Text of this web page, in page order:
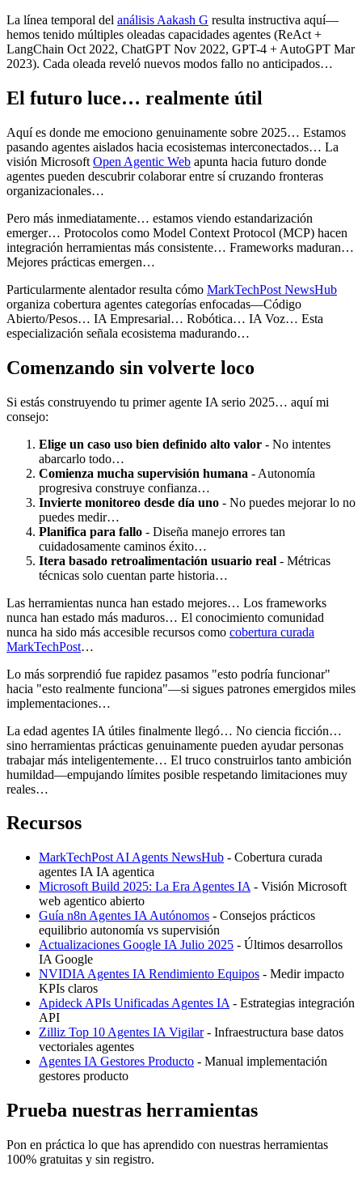
La línea temporal del análisis Aakash G resulta instructiva aquí—
hemos tenido múltiples oleadas capacidades agentes (ReAct +
LangChain Oct 2022, ChatGPT Nov 2022, GPT-4 + AutoGPT Mar
2023). Cada oleada reveló nuevos modos fallo no anticipados…
El futuro luce… realmente útil
Aquí es donde me emociono genuinamente sobre 2025… Estamos
pasando agentes aislados hacia ecosistemas interconectados… La
visión Microsoft Open Agentic Web apunta hacia futuro donde
agentes pueden descubrir colaborar entre sí cruzando fronteras
organizacionales…
Pero más inmediatamente… estamos viendo estandarización
emerger… Protocolos como Model Context Protocol (MCP) hacen
integración herramientas más consistente… Frameworks maduran…
Mejores prácticas emergen…
Particularmente alentador resulta cómo MarkTechPost NewsHub
organiza cobertura agentes categorías enfocadas—Código
Abierto/Pesos… IA Empresarial… Robótica… IA Voz… Esta
especialización señala ecosistema madurando…
Comenzando sin volverte loco
Si estás construyendo tu primer agente IA serio 2025… aquí mi
consejo:
Elige un caso uso bien definido alto valor - No intentes
abarcarlo todo…
Comienza mucha supervisión humana - Autonomía
progresiva construye confianza…
Invierte monitoreo desde día uno - No puedes mejorar lo no
puedes medir…
Planifica para fallo - Diseña manejo errores tan
cuidadosamente caminos éxito…
Itera basado retroalimentación usuario real - Métricas
técnicas solo cuentan parte historia…
Las herramientas nunca han estado mejores… Los frameworks
nunca han estado más maduros… El conocimiento comunidad
nunca ha sido más accesible recursos como cobertura curada
MarkTechPost…
Lo más sorprendió fue rapidez pasamos "esto podría funcionar"
hacia "esto realmente funciona"—si sigues patrones emergidos miles
implementaciones…
La edad agentes IA útiles finalmente llegó… No ciencia ficción…
sino herramientas prácticas genuinamente pueden ayudar personas
trabajar más inteligentemente… El truco construirlos tanto ambición
humildad—empujando límites posible respetando limitaciones muy
reales…
Recursos
MarkTechPost AI Agents NewsHub - Cobertura curada
agentes IA IA agentica
Microsoft Build 2025: La Era Agentes IA - Visión Microsoft
web agentico abierto
Guía n8n Agentes IA Autónomos - Consejos prácticos
equilibrio autonomía vs supervisión
Actualizaciones Google IA Julio 2025 - Últimos desarrollos
IA Google
NVIDIA Agentes IA Rendimiento Equipos - Medir impacto
KPIs claros
Apideck APIs Unificadas Agentes IA - Estrategias integración
API
Zilliz Top 10 Agentes IA Vigilar- Infraestructura base datos
vectoriales agentes
Agentes IA Gestores Producto - Manual implementación
gestores producto
Prueba nuestras herramientas
Pon en práctica lo que has aprendido con nuestras herramientas
100% gratuitas y sin registro.